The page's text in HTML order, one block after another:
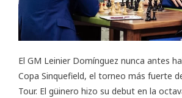
El GM Leinier Domínguez nunca antes
Copa Sinquefield, el torneo más fuerte
Tour. El güinero hizo su debut en la